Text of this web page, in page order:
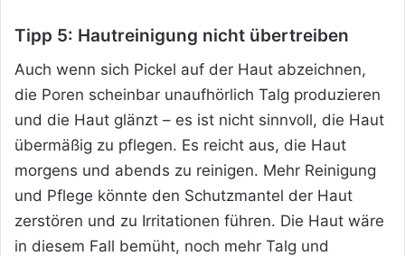
Tipp 5: Hautreinigung nicht übertreiben
Auch wenn sich Pickel auf der Haut abzeichnen,
die Poren scheinbar unaufhörlich Talg produzieren
und die Haut glänzt – es ist nicht sinnvoll, die Haut
übermäßig zu pflegen. Es reicht aus, die Haut
morgens und abends zu reinigen. Mehr Reinigung
und Pflege könnte den Schutzmantel der Haut
zerstören und zu Irritationen führen. Die Haut wäre
in diesem Fall bemüht, noch mehr Talg und